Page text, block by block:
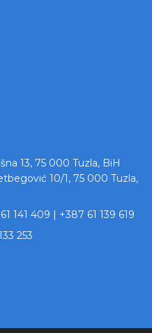
13, 75 000 Tuzla, BiH
10/1, 75 000 Tuzla,
141 409 | +387 61 139 619
253